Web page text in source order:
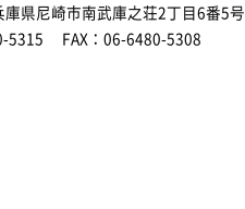
庫県尼崎市南武庫之荘2丁目6番5号
5315 FAX：06-6480-5308